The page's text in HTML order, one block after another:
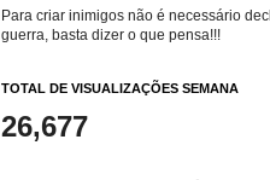
Para criar inimigos não é necessário
guerra, basta dizer o que pensa!!!
TOTAL DE VISUALIZAÇÕES SEMANA
26,677